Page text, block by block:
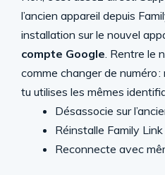
l’ancien appareil depuis
installation sur le nouvel
compte Google. Rentre le
comme changer de numéro
tu utilises les mêmes
Désassocie sur
Réinstalle Family
Reconnecte avec